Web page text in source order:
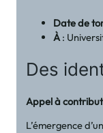
Date de
À:
Des
Appel à
L’émergence